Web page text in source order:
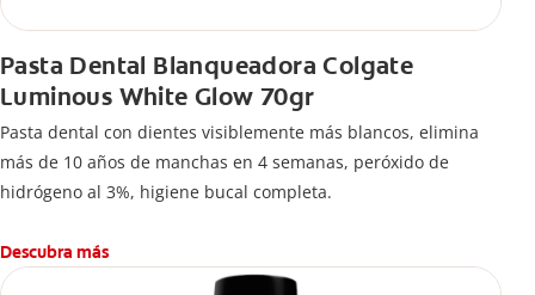
Pasta Dental Blanqueadora Colgate
Luminous White Glow 70gr
Pasta dental con dientes visiblemente más blancos, elimina
más de 10 años de manchas en 4 semanas, peróxido de
hidrógeno al 3%, higiene bucal completa.
Descubra más